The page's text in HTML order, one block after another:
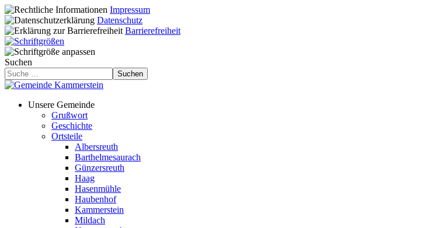
Impressum
Datenschutz
Barrierefreiheit
Suchen
Suchen
Unsere Gemeinde
Grußwort
Geschichte
Ortsteile
Albersreuth
Barthelmesaurach
Günzersreuth
Haag
Hasenmühle
Haubenhof
Kammerstein
Mildach